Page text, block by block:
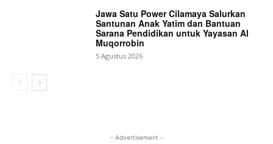
Jawa Satu Power Cilamaya Salurkan
Santunan Anak Yatim dan Bantuan
Sarana Pendidikan untuk Yayasan Al
Muqorrobin
5 Agustus 2026
- Advertisement -